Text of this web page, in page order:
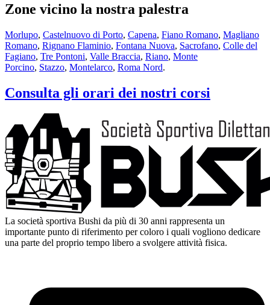
Zone vicino la nostra palestra
Morlupo, Castelnuovo di Porto, Capena, Fiano Romano, Magliano
Romano, Rignano Flaminio, Fontana Nuova, Sacrofano, Colle del
Fagiano, Tre Pontoni, Valle Braccia, Riano, Monte
Porcino, Stazzo, Montelarco, Roma Nord.
Consulta gli orari dei nostri corsi
La società sportiva Bushi da più di 30 anni rappresenta un
importante punto di riferimento per coloro i quali vogliono dedicare
una parte del proprio tempo libero a svolgere attività fisica.